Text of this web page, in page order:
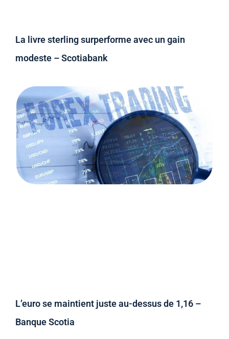
La livre sterling surperforme avec un gain
modeste – Scotiabank
L’euro se maintient juste au-dessus de 1,16 –
Banque Scotia